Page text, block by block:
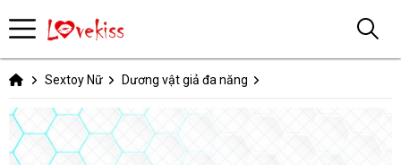
Sextoy Nữ Dương vật giả đa năng